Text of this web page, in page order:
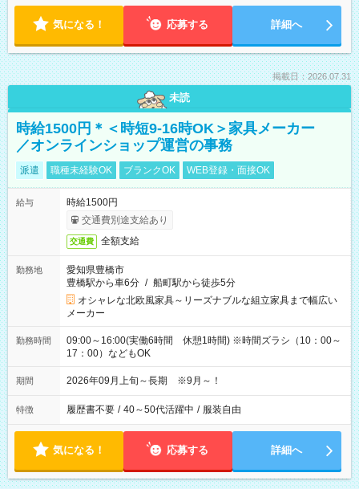
気になる！ 応募する 詳細へ
掲載日：2026.07.31
未読
時給1500円＊＜時短9-16時OK＞家具メーカー
／オンラインショップ運営の事務
派遣 職種未経験OK ブランクOK WEB登録・面接OK
給与
時給1500円
交通費別途支給あり
交通費 全額支給
勤務地
愛知県豊橋市
豊橋駅から車6分 / 船町駅から徒歩5分
オシャレな北欧風家具～リーズナブルな組立家具まで幅広い
メーカー
勤務時間
09:00～16:00(実働6時間 休憩1時間) ※時間ズラシ（10：00～
17：00）などもOK
期間 2026年09月上旬～長期 ※9月～！
特徴 履歴書不要 / 40～50代活躍中 / 服装自由
気になる！ 応募する 詳細へ